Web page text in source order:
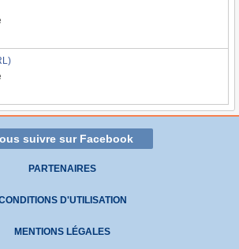
suivre sur Facebook
PARTENAIRES
D'UTILISATION
MENTIONS LÉGALES